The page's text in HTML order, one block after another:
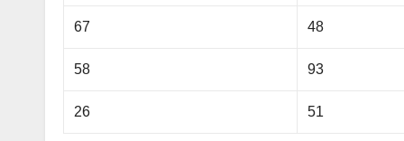
67 48
58 93
26 51